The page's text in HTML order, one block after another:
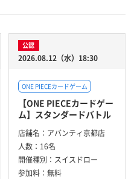
公認
2026.08.12（水）18:30
ONE PIECEカードゲーム
【ONE PIECEカードゲー
ム】スタンダードバトル
店舗名： アバンティ京都店
人数： 16名
開催種別： スイスドロー
参加料： 無料